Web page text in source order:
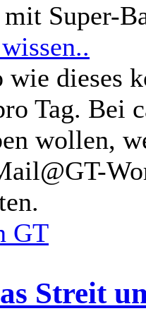
Super-
dieses
Tag. Bei
wollen,
GT
Streit